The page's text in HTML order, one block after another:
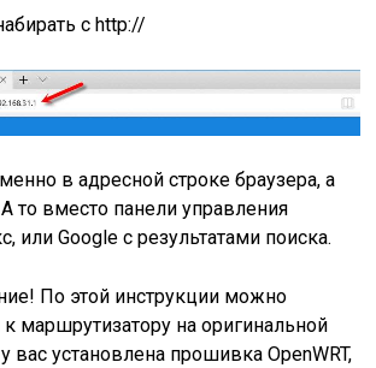
с http://
в адресной строке браузера, а
то вместо панели управления
или Google с результатами поиска.
По этой инструкции можно
к маршрутизатору на оригинальной
вас установлена прошивка OpenWRT,